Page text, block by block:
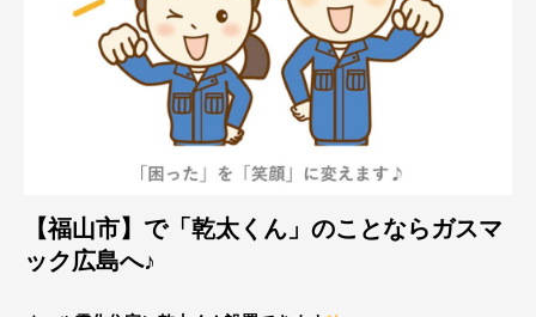
【福山市】で「乾太くん」のことならガスマ
ック広島へ♪